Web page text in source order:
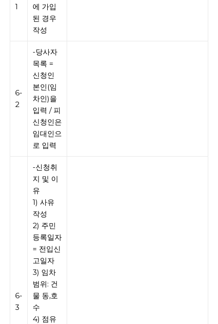
1
에 가입
된 경우
작성
6-
2
-당사자
목록 =
신청인
본인(임
차인)을
입력 / 피
신청인은
임대인으
로 입력
6-
3
-신청취
지 및 이
유
1) 사유
작성
2) 주민
등록일자
= 전입신
고일자
3) 임차
범위: 건
물 동,호
수
4) 점유